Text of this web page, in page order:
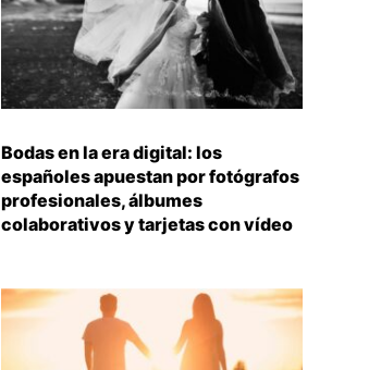
Bodas en la era digital: los
españoles apuestan por fotógrafos
profesionales, álbumes
colaborativos y tarjetas con vídeo